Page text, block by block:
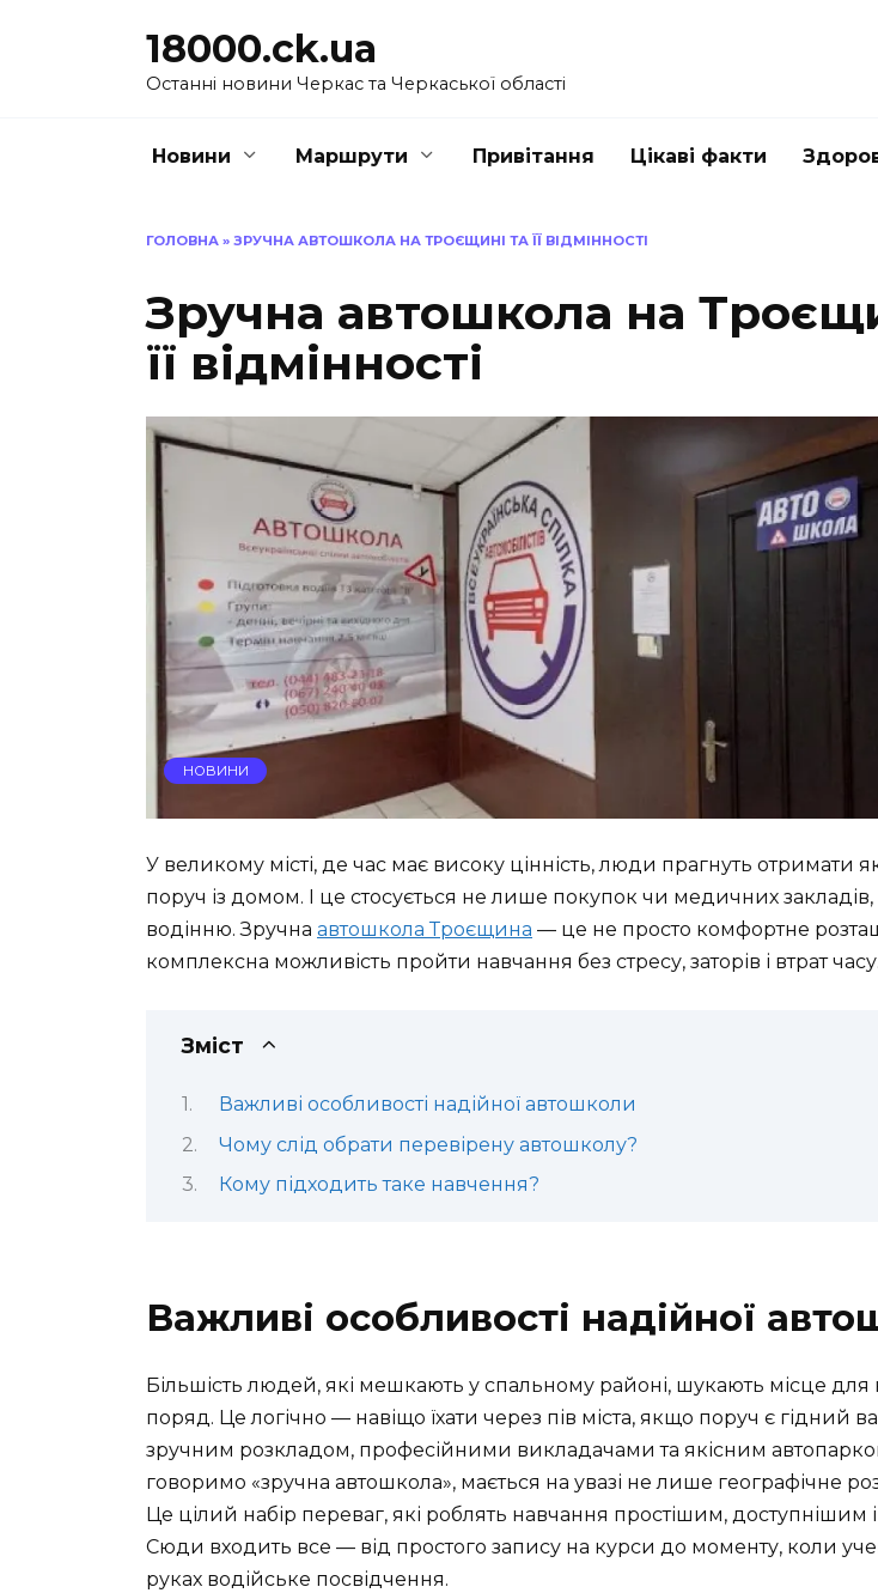
18000.ck.ua
Останні новини Черкас та Черкаської області
Новини Маршрути Привітання Цікаві факти
ГОЛОВНА » ЗРУЧНА АВТОШКОЛА НА ТРОЄЩИНІ ТА ЇЇ ВІДМІННОСТІ
Зручна автошкола на
її відмінності
НОВИНИ
У великому місті, де час має високу цінність, люди прагнуть отримати
поруч із домом. І це стосується не лише покупок чи медичних
водінню. Зручна автошкола Троєщина — це не просто комфортне
комплексна можливість пройти навчання без стресу, заторів і втрат часу.
Зміст
Важливі особливості надійної автошколи
Чому слід обрати перевірену автошколу?
Кому підходить таке навчення?
Важливі особливості надійної
Більшість людей, які мешкають у спальному районі, шукають місце для
поряд. Це логічно — навіщо їхати через пів міста, якщо поруч є гідний
зручним розкладом, професійними викладачами та якісним
говоримо «зручна автошкола», мається на увазі не лише географічне
Це цілий набір переваг, які роблять навчання простішим,
Сюди входить все — від простого запису на курси до моменту, коли
руках водійське посвідчення.